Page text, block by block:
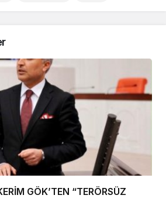
GÖK’TEN “TERÖRSÜZ